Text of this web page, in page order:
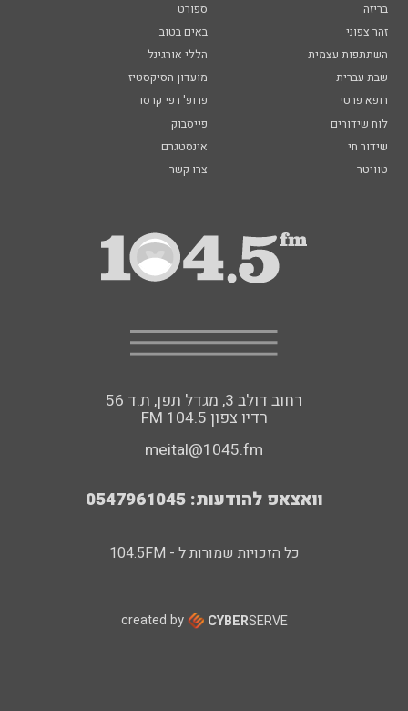
בריזה
ספורט
זהר צפוני
באים בטוב
השתתפות עצמית
הללי אורגינל
שבת עברית
מועדון הסיקסטיז
רופא פרטי
פרופ' רפי קרסו
לוח שידורים
פייסבוק
שידור חי
אינסטגרם
טוויטר
צרו קשר
רחוב דולב 3, מגדל תפן, ת.ד 56
FM רדיו צפון 104.5
meital@1045.fm
וואצאפ להודעות: 0547961045
כל הזכויות שמורות ל - 104.5FM
created by CYBERSERVE